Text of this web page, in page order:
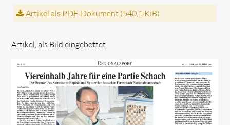
Artikel als PDF-Dokument (540,1 KiB)
Artikel, als Bild eingebettet